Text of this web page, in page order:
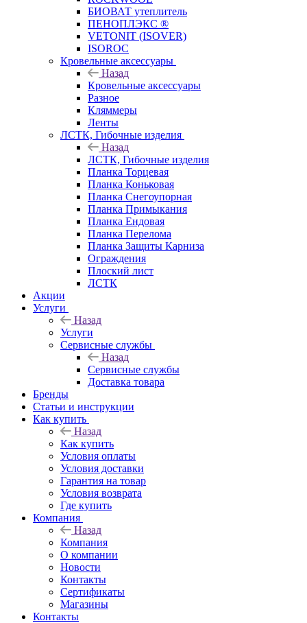
БИОВАТ утеплитель
ПЕНОПЛЭКС ®
VETONIT (ISOVER)
ISOROC
Кровельные аксессуары
Назад
Кровельные аксессуары
Разное
Кляммеры
Ленты
ЛСТК, Гибочные изделия
Назад
ЛСТК, Гибочные изделия
Планка Торцевая
Планка Коньковая
Планка Снегоупорная
Планка Примыкания
Планка Ендовая
Планка Перелома
Планка Защиты Карниза
Ограждения
Плоский лист
ЛСТК
Акции
Услуги
Назад
Услуги
Сервисные службы
Назад
Сервисные службы
Доставка товара
Бренды
Статьи и инструкции
Как купить
Назад
Как купить
Условия оплаты
Условия доставки
Гарантия на товар
Условия возврата
Где купить
Компания
Назад
Компания
О компании
Новости
Контакты
Сертификаты
Магазины
Контакты